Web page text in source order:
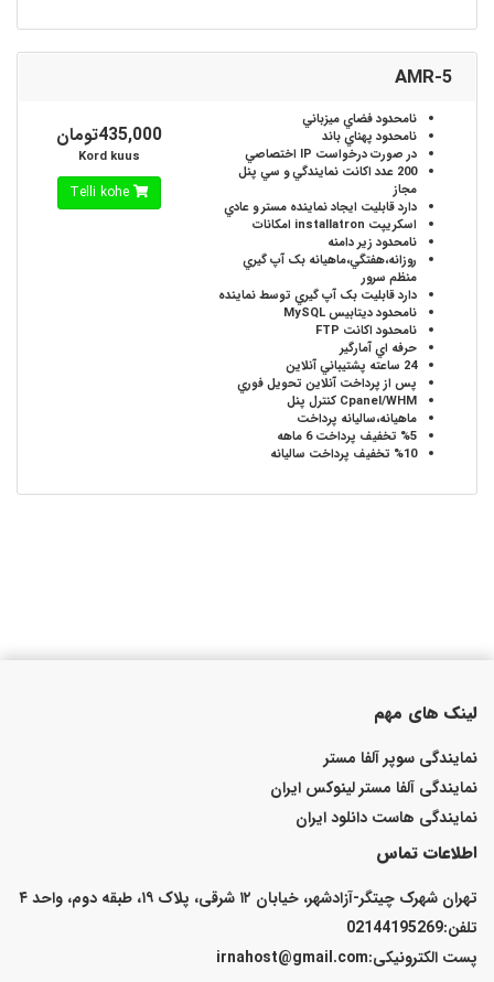
AMR-5
نامحدودفضاي ميزباني
نامحدود پهناي باند
در صورت درخواست
200 عدد
اکانت نمايندگي و سي پنل
مجاز
داردقابليت ايجاد نماينده مستر و عادي
اسکريپت installatron
امکانات
نامحدود زير دامنه
روزانه،هفتگي،ماهيانه بک آپ گيري
منظم سرور
داردقابليت بک آپ گيري توسط نماينده
نامحدودديتابيس MySQL
نامحدود اکانت FTP
حرفه ايآمارگير
24 ساعته
پشتيباني آنلاين
پس از پرداخت آنلاين تحويل فوري
Cpanel/WHM کنترل پنل
ماهيانه،ساليانه پرداخت
%5 تخفيف پرداخت 6 ماهه
%10 تخفيف پرداخت ساليانه
435,000تومان
Kord kuus
Telli kohe
لینک های مهم
نمایندگی سوپر آلفا مستر
نمایندگی آلفا مستر لینوکس ایران
نمایندگی هاست دانلود ایران
اطلاعات تماس
تهران شهرک چیتگر-آزادشهر، خیابان ۱۲ شرقی، پلاک ۱۹، طبقه دوم، واحد ۴
تلفن:02144195269
پست الكترونیكی:irnahost@gmail.com